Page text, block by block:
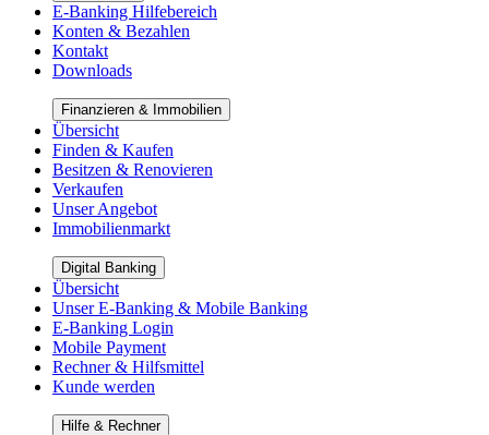
E-Banking Hilfebereich
Konten & Bezahlen
Kontakt
Downloads
Finanzieren & Immobilien
Übersicht
Finden & Kaufen
Besitzen & Renovieren
Verkaufen
Unser Angebot
Immobilienmarkt
Digital Banking
Übersicht
Unser E-Banking & Mobile Banking
E-Banking Login
Mobile Payment
Rechner & Hilfsmittel
Kunde werden
Hilfe & Rechner